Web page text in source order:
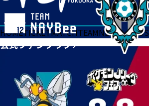
HOMETICKETMATCHTEAMNEWSGOODS